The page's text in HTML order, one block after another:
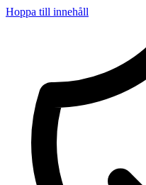
Hoppa till innehåll